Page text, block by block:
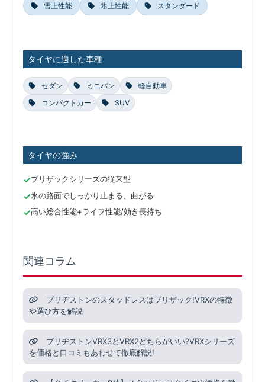
雪上性能 氷上性能 スタンダード
タイヤに適した車種
セダン ミニバン
軽自動車
コンパクトカー
SUV
タイヤの強み
ブリザックシリーズの従来型
氷の路面でしっかり止まる、曲がる
高い総合性能+ライフ性能/効き長持ち
関連コラム
ブリヂストンのスタッドレスはブリザック!VRXの特徴
や選び方を解説
ブリヂストンVRX3とVRX2どちらがいい?VRXシリーズ
を価格と口コミもあわせて徹底解説!